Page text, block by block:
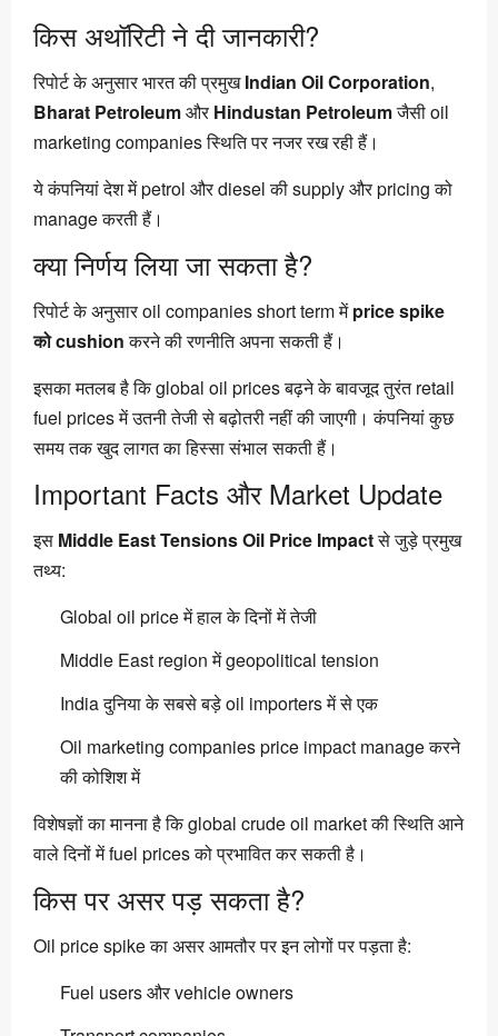
किस अथॉरिटी ने दी जानकारी?
रिपोर्ट के अनुसार भारत की प्रमुखIndian Oil Corporation,
Bharat Petroleumऔर Hindustan Petroleumजैसी oil
marketing companies स्थिति पर नजर रख रही हैं।
ये कंपनियां देश में petrol और diesel की supply और pricing को
manage करती हैं।
क्या निर्णय लिया जा सकता है?
रिपोर्ट के अनुसार oil companies short term मेंprice spike
को cushionकरने की रणनीति अपना सकती हैं।
इसका मतलब है कि global oil prices बढ़ने के बावजूद तुरंत retail
fuel prices में उतनी तेजी से बढ़ोतरी नहीं की जाएगी। कंपनियां कुछ
समय तक खुद लागत का हिस्सा संभाल सकती हैं।
Important Facts और Market Update
इस Middle East Tensions Oil Price Impactसे जुड़े प्रमुख
तथ्य:
Global oil price में हाल के दिनों में तेजी
Middle East region में geopolitical tension
India दुनिया के सबसे बड़े oil importers में से एक
Oil marketing companies price impact manage करने
की कोशिश में
विशेषज्ञों का मानना है कि global crude oil market की स्थिति आने
वाले दिनों में fuel prices को प्रभावित कर सकती है।
किस पर असर पड़ सकता है?
Oil price spike का असर आमतौर पर इन लोगों पर पड़ता है:
Fuel users और vehicle owners